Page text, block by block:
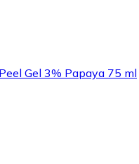
Gel 3% Papaya 75 ml